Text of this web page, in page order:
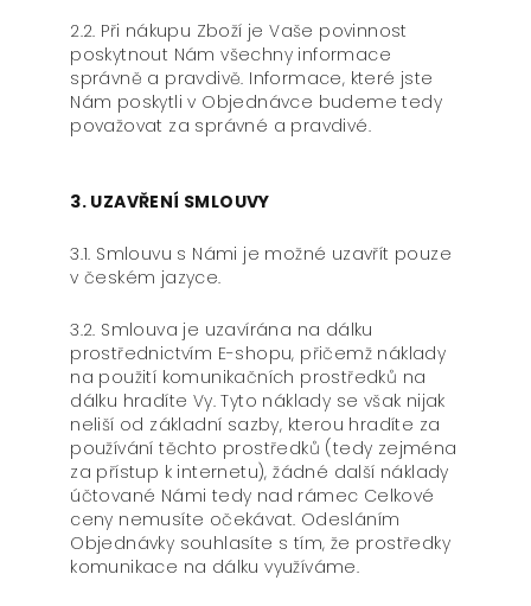
2.2. Při nákupu Zboží je Vaše povinnost
poskytnout Nám všechny informace
správně a pravdivě. Informace, které jste
Nám poskytli v Objednávce budeme tedy
považovat za správné a pravdivé.
3. UZAVŘENÍ SMLOUVY
3.1. Smlouvu s Námi je možné uzavřít pouze
v českém jazyce.
3.2. Smlouva je uzavírána na dálku
prostřednictvím E-shopu, přičemž náklady
na použití komunikačních prostředků na
dálku hradíte Vy. Tyto náklady se však nijak
neliší od základní sazby, kterou hradíte za
používání těchto prostředků (tedy zejména
za přístup k internetu), žádné další náklady
účtované Námi tedy nad rámec Celkové
ceny nemusíte očekávat. Odesláním
Objednávky souhlasíte s tím, že prostředky
komunikace na dálku využíváme.